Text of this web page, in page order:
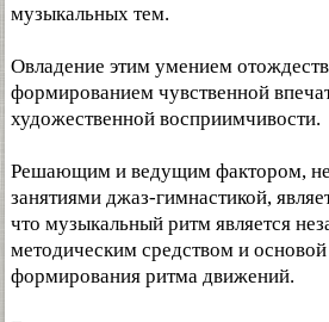
музыкальных тем.
Овладение этим умением
формированием чувственной
художественной восприимчивости.
Решающим и ведущим фактором,
занятиями джаз-гимнастикой,
что музыкальный ритм является
методическим средством и основой
формирования ритма движений.